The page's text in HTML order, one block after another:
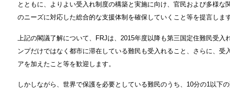
とともに、よりよい受入れ制度の構築と実施に向け、官民および多様な
のニーズに対応した総合的な支援体制を確保していくこと等を提言します
上記の閣議了解について、FRJは、2015年度以降も第三国定住難民受入
ンプだけではなく都市に滞在している難民も受入れること、さらに、受
アを加えたこと等を歓迎します。
しかしながら、世界で保護を必要としている難民のうち、10分の1以下